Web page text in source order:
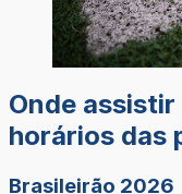
Onde
horários das
Brasileirão 2026